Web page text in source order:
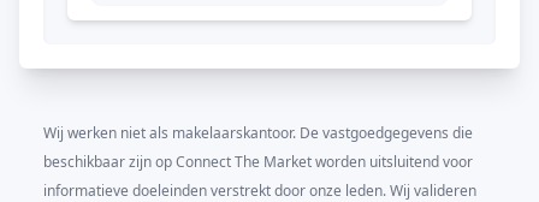
Wij werken niet als makelaarskantoor. De vastgoedgegevens die
beschikbaar zijn op Connect The Market worden uitsluitend voor
informatieve doeleinden verstrekt door onze leden. Wij valideren